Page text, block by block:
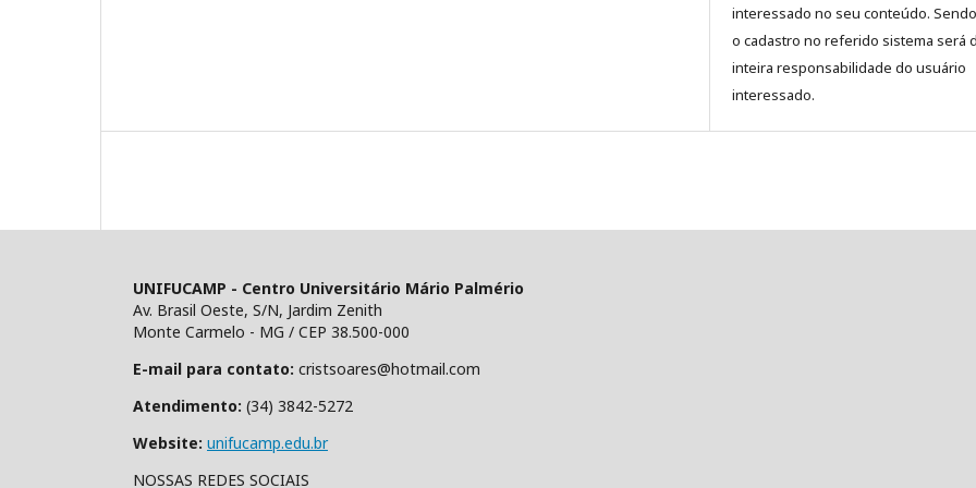
interessado no seu conteúdo.
o cadastro no referido sistema será
inteira responsabilidade do usuário
interessado.
UNIFUCAMP - Centro Universitário Mário Palmério
Av. Brasil Oeste, S/N, Jardim Zenith
Monte Carmelo - MG / CEP 38.500-000
E-mail para contato: cristsoares@hotmail.com
Atendimento: (34) 3842-5272
Website: unifucamp.edu.br
NOSSAS REDES SOCIAIS